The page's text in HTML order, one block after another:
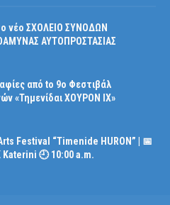
νέο ΣΧΟΛΕΙΟ ΣΥΝΟΔΩΝ
ΑΥΤΟΠΡΟΣΤΑΣΙΑΣ
από tο 9ο Φεστιβάλ
«Τημενίδαι ΧΟΥΡΟΝ ΙΧ»
Festival “Timenide HURON” | 📅
Katerini 🕘 10:00 a.m.